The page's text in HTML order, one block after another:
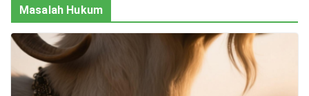
Masalah Hukum